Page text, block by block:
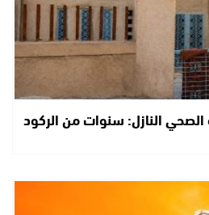
الصحي النازل: سنوات من الركود